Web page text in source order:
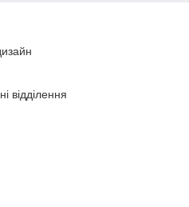
відділення